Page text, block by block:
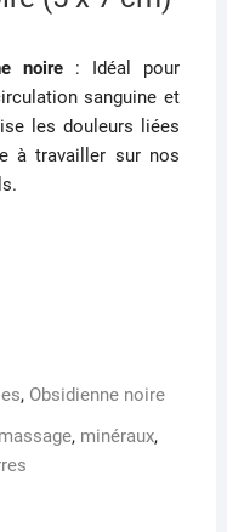
noire : Idéal pour
sanguine et
les douleurs liées
à travailler sur nos
, Obsidienne noire
massage, minéraux,